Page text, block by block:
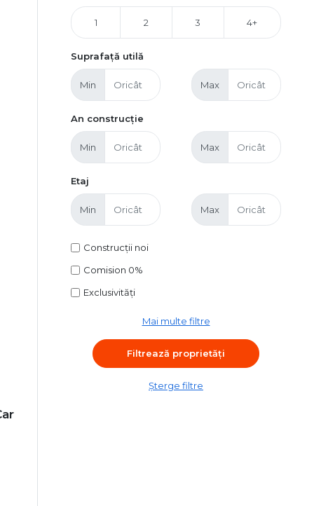
1 2 3 4+
Suprafață utilă
Min Max
An construcție
Min Max
Etaj
Min Max
Construcții noi
Comision 0%
Exclusivități
Mai multe filtre
Șterge filtre